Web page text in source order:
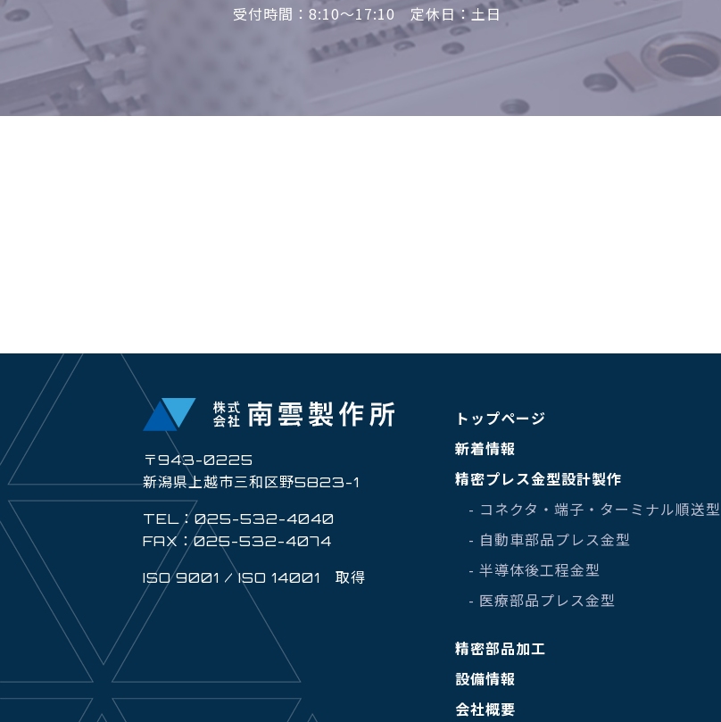
受付時間：8:10〜17:10定休日：土日
〒943-0225
新潟県上越市三和区野5823-1
TEL：025-532-4040
FAX：025-532-4074
ISO 9001 / ISO 14001 取得
トップページ
新着情報
精密プレス金型設計製作
- コネクタ・端子・ターミナル順送型
- 自動車部品プレス金型
- 半導体後工程金型
- 医療部品プレス金型
精密部品加工
設備情報
会社概要